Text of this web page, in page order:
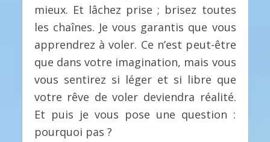
mieux. Et lâchez prise ; brisez toutes
les chaînes. Je vous garantis que vous
apprendrez à voler. Ce n’est peut-être
que dans votre imagination, mais vous
vous sentirez si léger et si libre que
votre rêve de voler deviendra réalité.
Et puis je vous pose une question :
pourquoi pas ?